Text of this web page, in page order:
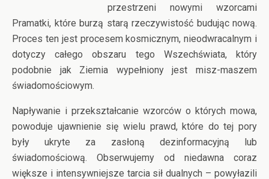
przestrzeni nowymi wzorcami
Pramatki, które burzą starą rzeczywistość budując nową.
Proces ten jest procesem kosmicznym, nieodwracalnym i
dotyczy całego obszaru tego Wszechświata, który
podobnie jak Ziemia wypełniony jest misz-maszem
świadomościowym.
Napływanie i przekształcanie wzorców o których mowa,
powoduje ujawnienie się wielu prawd, które do tej pory
były ukryte za zasłoną dezinformacyjną lub
świadomościową. Obserwujemy od niedawna coraz
większe i intensywniejsze tarcia sił dualnych – powyłazili